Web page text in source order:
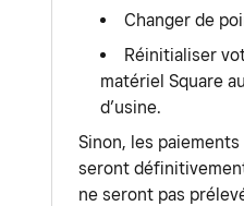
Changer de
Réinitialiser
matériel Square
d’usine.
Sinon, les
seront
ne seront pas